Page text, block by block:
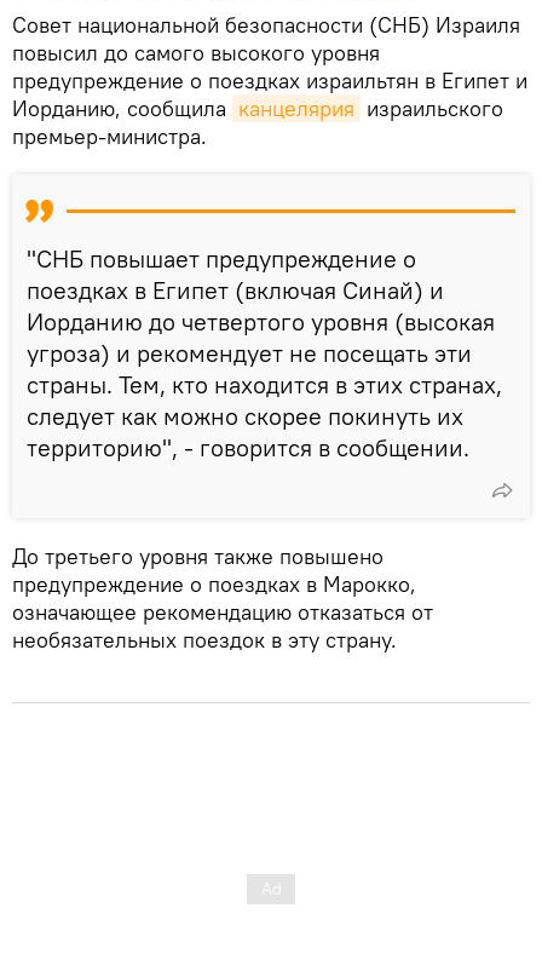
Совет национальной безопасности (СНБ) Израиля
повысил до самого высокого уровня
предупреждение о поездках израильтян в Египет и
Иорданию, сообщила канцелярия израильского
премьер-министра.
"СНБ повышает предупреждение о
поездках в Египет (включая Синай) и
Иорданию до четвертого уровня (высокая
угроза) и рекомендует не посещать эти
страны. Тем, кто находится в этих странах,
следует как можно скорее покинуть их
территорию", - говорится в сообщении.
До третьего уровня также повышено
предупреждение о поездках в Марокко,
означающее рекомендацию отказаться от
необязательных поездок в эту страну.